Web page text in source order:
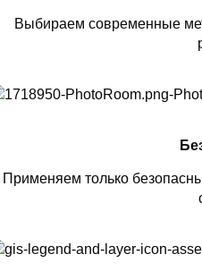
Выбираем современные
Применяем только